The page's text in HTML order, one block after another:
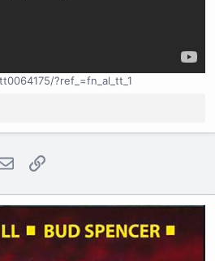
?ref_=fn_al_tt_1
E-mailLink